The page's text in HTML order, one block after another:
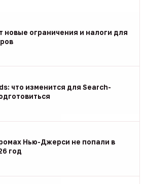
новые ограничения и налоги для
что изменится для Search-
Нью-Джерси не попали в
год